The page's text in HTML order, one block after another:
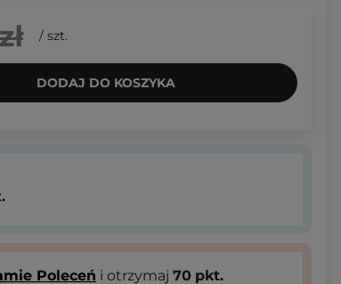
/ szt.
DODAJ DO KOSZYKA
Poleceń i otrzymaj 70 pkt.